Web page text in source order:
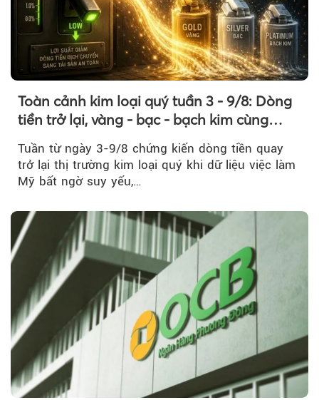
Toàn cảnh kim loại quý tuần 3 - 9/8: Dòng
tiền trở lại, vàng - bạc - bạch kim cùng
tăng tốc
Tuần từ ngày 3-9/8 chứng kiến dòng tiền quay
trở lại thị trường kim loại quý khi dữ liệu việc làm
Mỹ bất ngờ suy yếu,…